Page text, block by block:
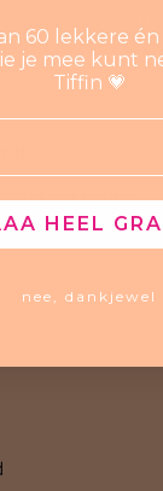
over nieuwe
en speciale acties.
60 lekkere
je mee kunt
Tiffin 💗
HEEL
nee, dankjewel